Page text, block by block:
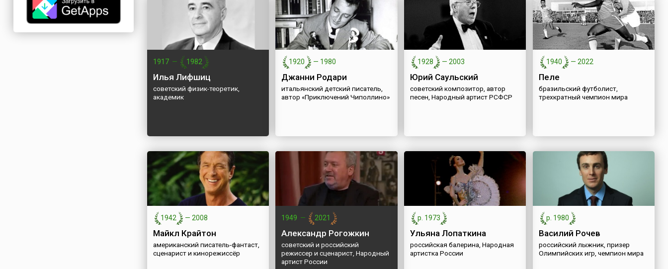
1917 — 1982
Илья Лифшиц
советский физик-теоретик,
академик
1920 — 1980
Джанни Родари
итальянский детский писатель,
автор «Приключений Чиполлино»
1928 —2003
Юрий Саульский
советский композитор, автор
песен, Народный артист РСФСР
1940 — 2022
Пеле
бразильский футболист,
трехкратный чемпион мира
1942 — 2008
Майкл Крайтон
американский писатель-фантаст,
сценарист и кинорежиссёр
1949 — 2021
Александр Рогожкин
советский и российский
режиссер и сценарист, Народный
артист России
р. 1973
Ульяна Лопаткина
российская балерина, Народная
артистка России
р. 1980
Василий Рочев
российский лыжник, призер
Олимпийских игр, чемпион мира